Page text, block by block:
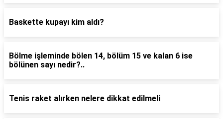
Baskette kupayı kim aldı?
Bölme işleminde bölen 14, bölüm 15 ve kalan 6 ise
bölünen sayı nedir?..
Tenis raket alırken nelere dikkat edilmeli